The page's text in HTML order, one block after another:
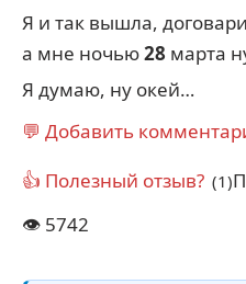
Я и так вышла,
а мне ночью28 марта
Я думаю, ну окей…
💬 Добавить
👍 Полезный отзыв? (1)
👁️ 5742